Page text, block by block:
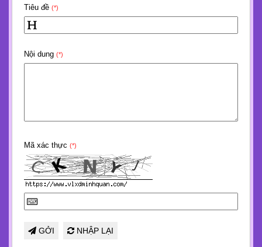
Tiêu đề (*)
Nội dung (*)
Mã xác thực (*)
GỞI NHẬP LẠI